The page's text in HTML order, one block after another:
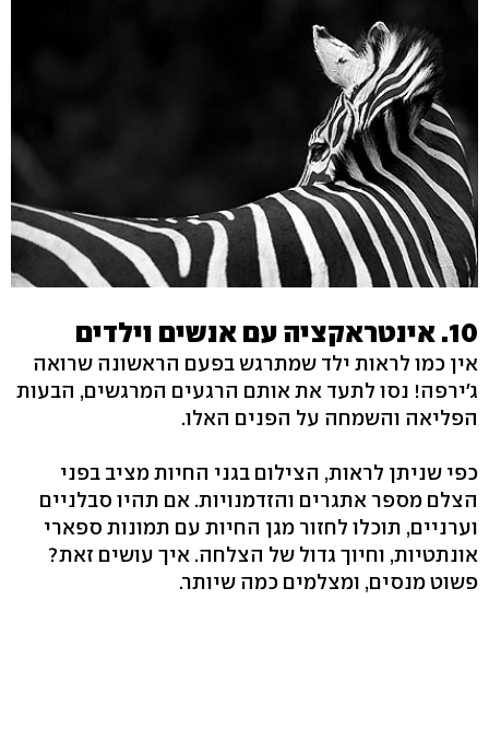
10. אינטראקציה עם אנשים וילדים
אין כמו לראות ילד שמתרגש בפעם הראשונה שרואה
ג'ירפה! נסו לתעד את אותם הרגעים המרגשים, הבעות
הפליאה והשמחה על הפנים האלו.
כפי שניתן לראות, הצילום בגני החיות מציב בפני
הצלם מספר אתגרים והזדמנויות. אם תהיו סבלניים
וערניים, תוכלו לחזור מגן החיות עם תמונות ספארי
אונתטיות, וחיוך גדול של הצלחה. איך עושים זאת?
פשוט מנסים, ומצלמים כמה שיותר.